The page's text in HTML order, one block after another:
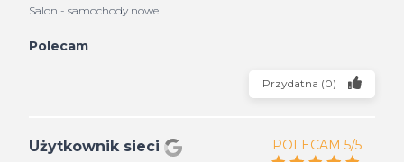
Salon - samochody nowe
Polecam
Przydatna (0)
Użytkownik sieci POLECAM 5/5